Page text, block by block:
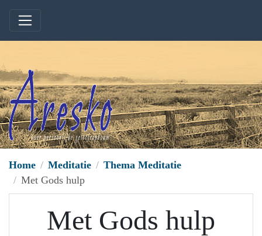
Home Meditatie
Thema Meditatie
Met Gods hulp
Met Gods hulp